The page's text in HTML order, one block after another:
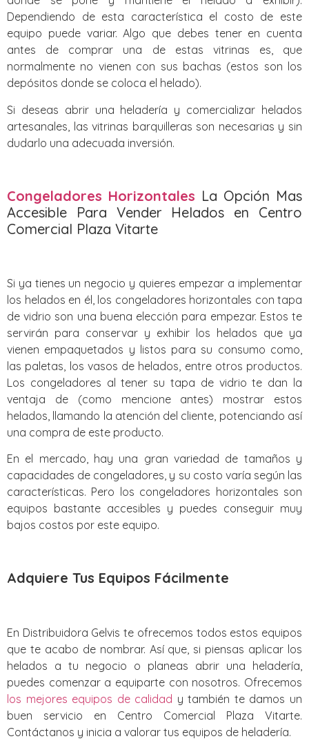
Dependiendo de esta característica el costo de este
equipo puede variar. Algo que debes tener en cuenta
antes de comprar una de estas vitrinas es, que
normalmente no vienen con sus bachas (estos son los
depósitos donde se coloca el helado).
Si deseas abrir una heladería y comercializar helados
artesanales, las vitrinas barquilleras son necesarias y sin
dudarlo una adecuada inversión.
Congeladores Horizontales La Opción Mas
Accesible Para Vender Helados en Centro
Comercial Plaza Vitarte
Si ya tienes un negocio y quieres empezar a implementar
los helados en él, los congeladores horizontales con tapa
de vidrio son una buena elección para empezar. Estos te
servirán para conservar y exhibir los helados que ya
vienen empaquetados y listos para su consumo como,
las paletas, los vasos de helados, entre otros productos.
Los congeladores al tener su tapa de vidrio te dan la
ventaja de (como mencione antes) mostrar estos
helados, llamando la atención del cliente, potenciando así
una compra de este producto.
En el mercado, hay una gran variedad de tamaños y
capacidades de congeladores, y su costo varía según las
características. Pero los congeladores horizontales son
equipos bastante accesibles y puedes conseguir muy
bajos costos por este equipo.
Adquiere Tus Equipos Fácilmente
En Distribuidora Gelvis te ofrecemos todos estos equipos
que te acabo de nombrar. Así que, si piensas aplicar los
helados a tu negocio o planeas abrir una heladería,
puedes comenzar a equiparte con nosotros. Ofrecemos
los mejores equipos de calidad y también te damos un
buen servicio en Centro Comercial Plaza Vitarte.
Contáctanos y inicia a valorar tus equipos de heladería.